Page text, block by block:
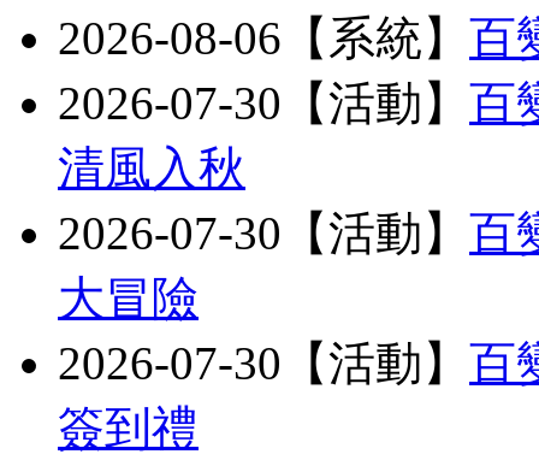
2026-08-06【系統】 百
2026-07-30【活動】 百
清風入秋
2026-07-30【活動】 百
大冒險
2026-07-30【活動】 百
簽到禮